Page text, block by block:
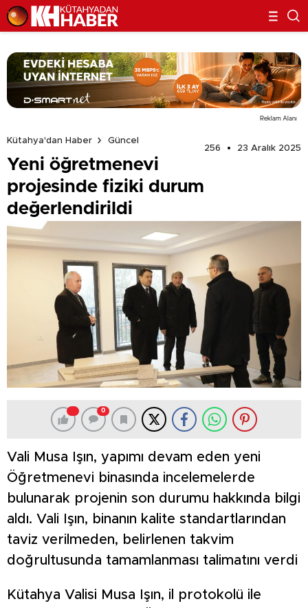
Reklam Alanı
Kütahya'dan Haber
Güncel
256
23 Aralık 2025
Yeni öğretmenevi
projesinde fiziki durum
değerlendirildi
0
Vali Musa Işın, yapımı devam eden yeni
Öğretmenevi binasında incelemelerde
bulunarak projenin son durumu hakkında bilgi
aldı. Vali Işın, binanın kalite standartlarından
taviz verilmeden, belirlenen takvim
doğrultusunda tamamlanması talimatını verdi
Kütahya Valisi Musa Işın, il protokolü ile